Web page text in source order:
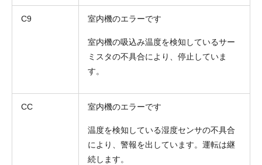
C9 室内機のエラーです
室内機の吸込み温度を検知しているサー
ミスタの不具合により、停止していま
す。
CC 室内機のエラーです
温度を検知している湿度センサの不具合
により、警報を出しています。運転は継
続します。
お問合せ内容 工事お見積り依頼
その他
メッセージ